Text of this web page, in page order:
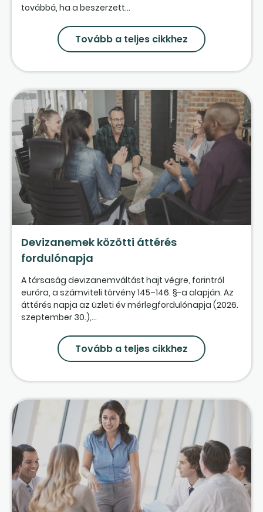
továbbá, ha a beszerzett...
Tovább a teljes cikkhez
Devizanemek közötti áttérés
fordulónapja
A társaság devizanemváltást hajt végre, forintról
euróra, a számviteli törvény 145–146. §-a alapján. Az
áttérés napja az üzleti év mérlegfordulónapja (2026.
szeptember 30.),...
Tovább a teljes cikkhez